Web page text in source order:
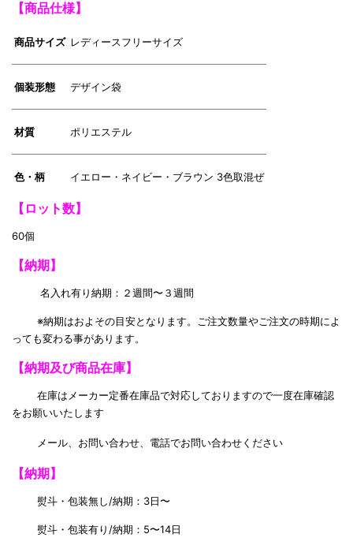
【商品仕様】
商品サイズ レディースフリーサイズ
個装形態 デザイン袋
材質 ポリエステル
色・柄 イエロー・ネイビー・ブラウン 3色取混ぜ
【ロット数】
60個
【納期】
名入れ有り納期：２週間〜３週間
※納期はおよその目安となります。ご注文数量やご注文の時期によ
っても変わる事があります。
【納期及び商品在庫】
在庫はメーカー定番在庫品で対応しておりますので一度在庫確認
をお願いいたします
メール、お問い合わせ、電話でお問い合わせください
【納期】
熨斗・包装無し/納期：3日〜
熨斗・包装有り/納期：5〜14日